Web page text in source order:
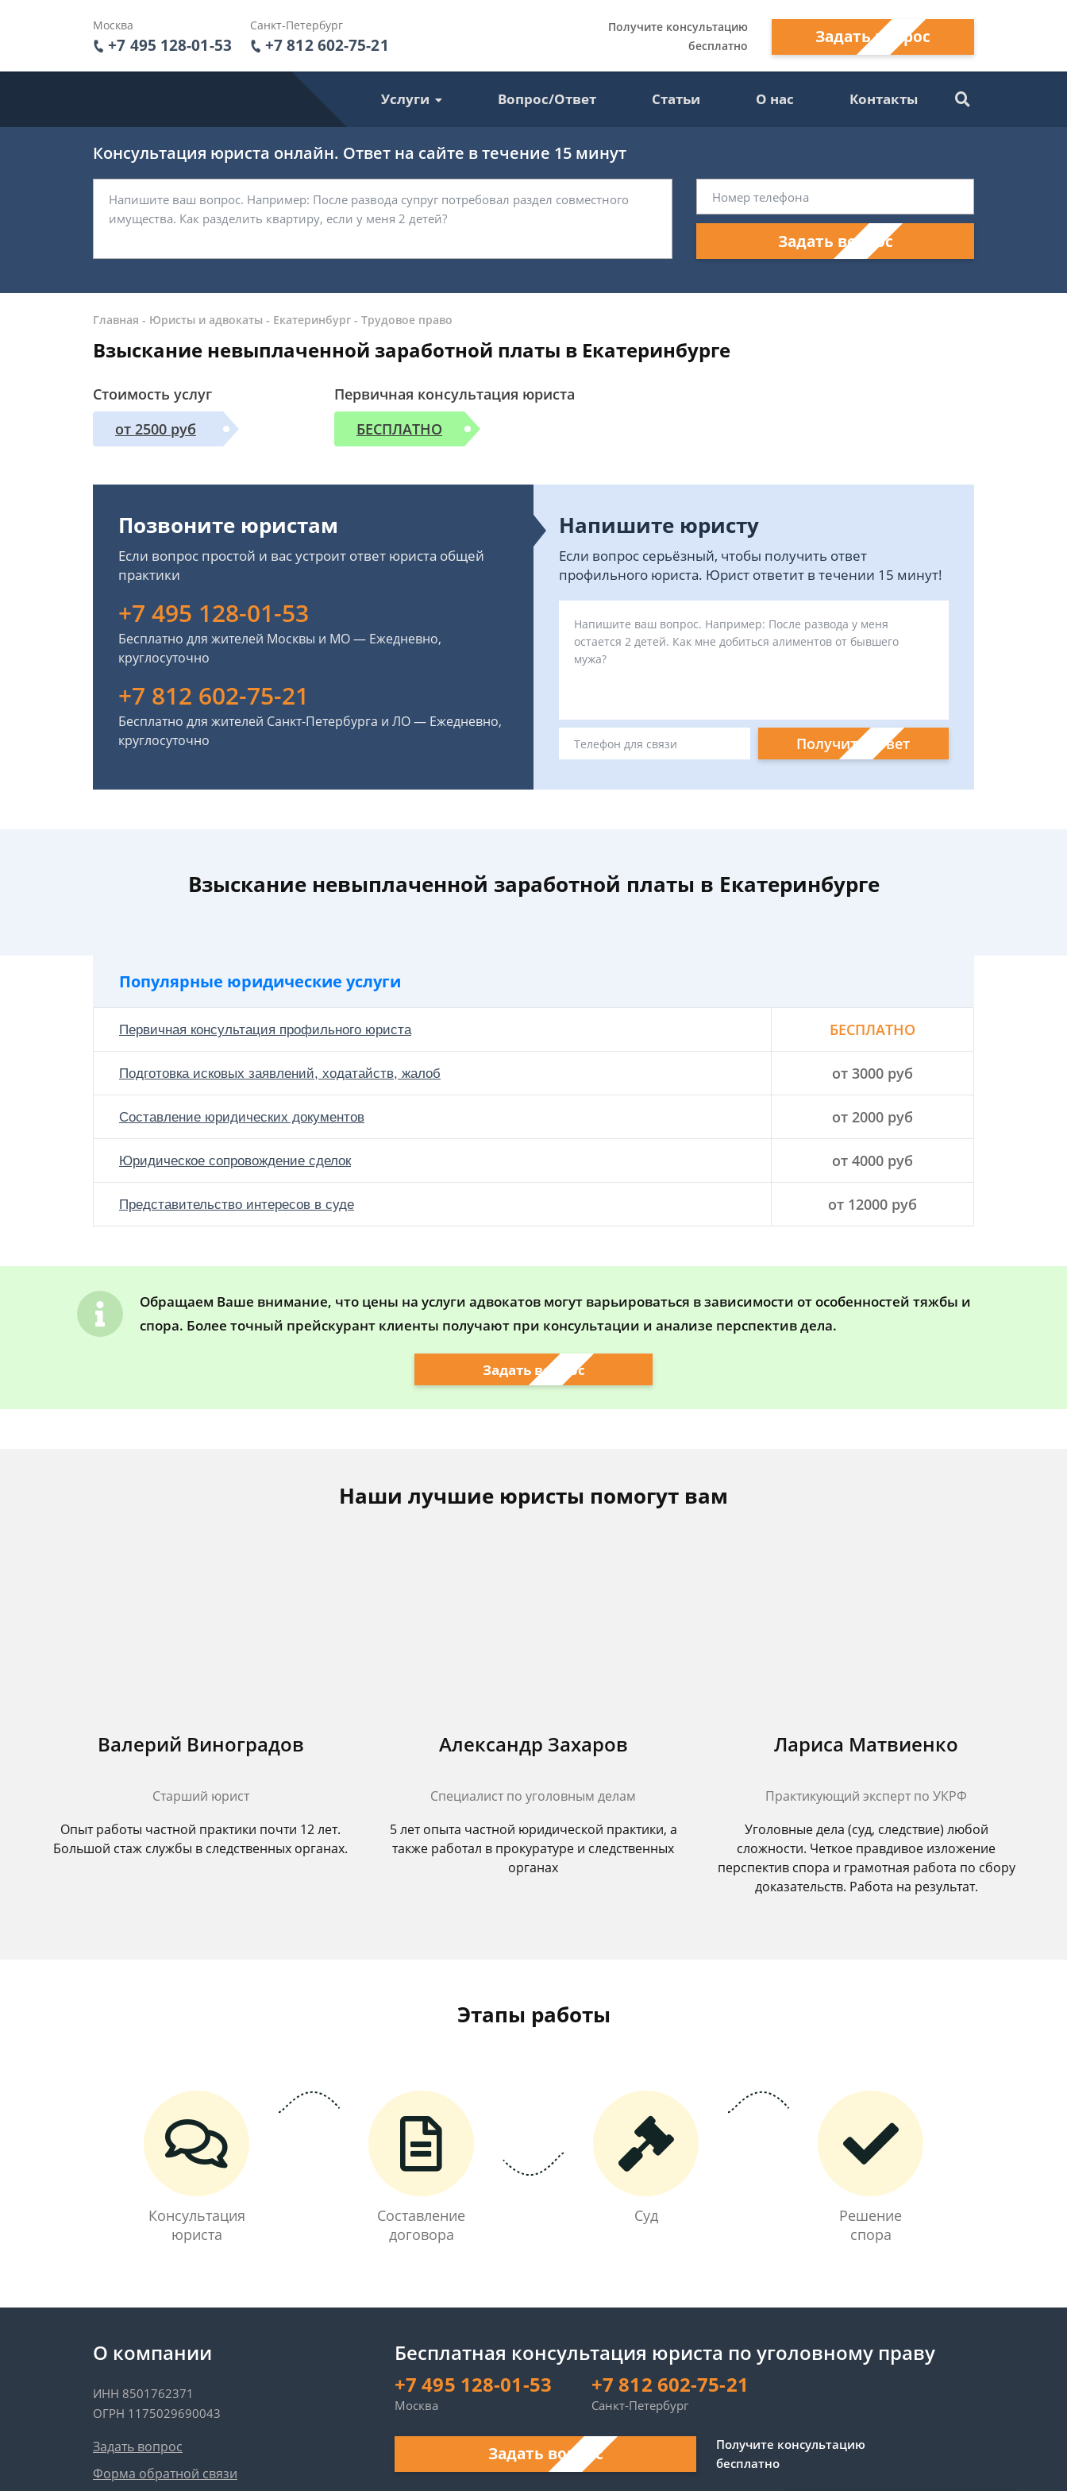
Москва
+7 495 128-01-53
Санкт-Петербург
+7 812 602-75-21
Получите консультацию
бесплатно
Задать вопрос
Услуги Вопрос/Ответ Статьи О нас Контакты
Консультация юриста онлайн. Ответ на сайте в течение 15 минут
Задать вопрос
Главная - Юристы и адвокаты - Екатеринбург - Трудовое право
Взыскание невыплаченной заработной платы в Екатеринбурге
Стоимость услуг
от 2500 руб
Первичная консультация юриста
БЕСПЛАТНО
Позвоните юристам
Если вопрос простой и вас устроит ответ юриста общей
практики
+7 495 128-01-53
Бесплатно для жителей Москвы и МО — Ежедневно,
круглосуточно
+7 812 602-75-21
Бесплатно для жителей Санкт-Петербурга и ЛО — Ежедневно,
круглосуточно
Напишите юристу
Если вопрос серьёзный, чтобы получить ответ
профильного юриста. Юрист ответит в течении 15 минут!
Получить ответ
Взыскание невыплаченной заработной платы в Екатеринбурге
Популярные юридические услуги
Первичная консультация профильного юриста БЕСПЛАТНО
Подготовка исковых заявлений, ходатайств, жалоб от 3000 руб
Составление юридических документов от 2000 руб
Юридическое сопровождение сделок от 4000 руб
Представительство интересов в суде от 12000 руб
Обращаем Ваше внимание, что цены на услуги адвокатов могут варьироваться в зависимости от особенностей тяжбы и
спора. Более точный прейскурант клиенты получают при консультации и анализе перспектив дела.
Задать вопрос
Наши лучшие юристы помогут вам
Валерий Виноградов
Старший юрист
Опыт работы частной практики почти 12 лет.
Большой стаж службы в следственных органах.
Александр Захаров
Специалист по уголовным делам
5 лет опыта частной юридической практики, а
также работал в прокуратуре и следственных
органах
Лариса Матвиенко
Практикующий эксперт по УКРФ
Уголовные дела (суд, следствие) любой
сложности. Четкое правдивое изложение
перспектив спора и грамотная работа по сбору
доказательств. Работа на результат.
Этапы работы
Консультация
юриста
Составление
договора
Суд
Решение
спора
О компании
ИНН 8501762371
ОГРН 1175029690043
Задать вопрос
Форма обратной связи
Бесплатная консультация юриста по уголовному праву
+7 495 128-01-53
Москва
+7 812 602-75-21
Санкт-Петербург
Задать вопрос
Получите консультацию
бесплатно
Здравствуйте! Я дежурный
юрист-консультант сайта,